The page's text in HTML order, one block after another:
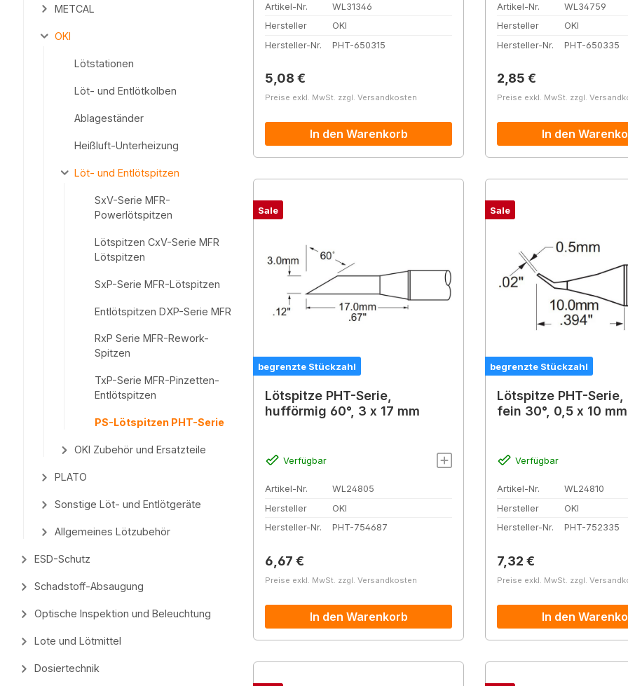
METCAL
OKI
Lötstationen
Löt- und Entlötkolben
Ablageständer
Heißluft-Unterheizung
Löt- und Entlötspitzen
SxV-Serie MFR-
Powerlötspitzen
Lötspitzen CxV-Serie MFR
Lötspitzen
SxP-Serie MFR-Lötspitzen
Entlötspitzen DXP-Serie MFR
RxP Serie MFR-Rework-
Spitzen
TxP-Serie MFR-Pinzetten-
Entlötspitzen
PS-Lötspitzen PHT-Serie
OKI Zubehör und Ersatzteile
PLATO
Sonstige Löt- und Entlötgeräte
Allgemeines Lötzubehör
ESD-Schutz
Schadstoff-Absaugung
Optische Inspektion und Beleuchtung
Lote und Lötmittel
Dosiertechnik
Artikel-Nr.
WL31346
Hersteller
OKI
Hersteller-Nr.
PHT-650315
Regulärer Preis:
5,08 €
Preise exkl. MwSt. zzgl. Versandkosten
In den Warenkorb
Artikel-Nr.
WL34759
Hersteller
OKI
Hersteller-Nr.
PHT-650335
Regulärer Preis:
2,85 €
Preise exkl. MwSt. zzgl.
In den
Sale
begrenzte Stückzahl
Lötspitze PHT-Serie,
hufförmig 60°, 3 x 17 mm
Verfügbar
Artikel-Nr.
WL24805
Hersteller
OKI
Hersteller-Nr.
PHT-754687
Regulärer Preis:
6,67 €
Preise exkl. MwSt. zzgl. Versandkosten
In den Warenkorb
Sale
begrenzte Stückzahl
Lötspitze PHT-
fein 30°, 0,5 x 10 mm
Verfügbar
Artikel-Nr.
WL24810
Hersteller
OKI
Hersteller-Nr.
PHT-752335
Regulärer Preis:
7,32 €
Preise exkl. MwSt. zzgl.
In den